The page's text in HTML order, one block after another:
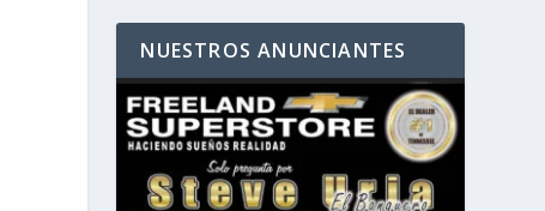
NUESTROS ANUNCIANTES